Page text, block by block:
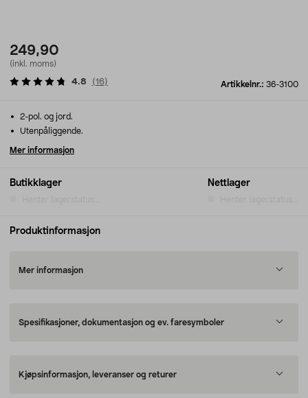
249,90
(inkl. moms)
Artikkelnr.: 36-3100
4.8 (16)
Butikklager Nettlager
2-pol. og jord.
Utenpåliggende.
Mer informasjon
Produktinformasjon
Mer informasjon
Spesifikasjoner, dokumentasjon og ev. faresymboler
Kjøpsinformasjon, leveranser og returer